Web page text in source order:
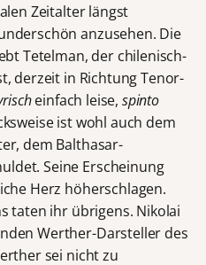
Zeitalter längst
anzusehen. Die
Tetelman, der chilenisch-
derzeit in Richtung Tenor-
einfach leise, spinto
ist wohl auch dem
dem Balthasar-
Seine Erscheinung
Herz höherschlagen.
taten ihr übrigens. Nikolai
Werther-Darsteller des
sei nicht zu